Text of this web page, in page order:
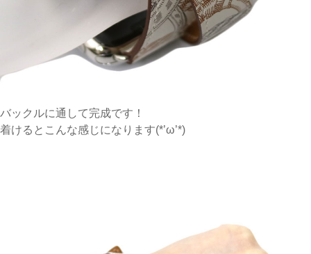
バックルに通して完成です！
着けるとこんな感じになります(*’ω’*)